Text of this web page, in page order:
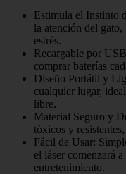
Estimula el Instinto
la atención del
estrés.
Recargable por
comprar baterías
Diseño Portátil y
cualquier lugar,
libre.
Material Seguro y
tóxicos y
Fácil de Usar:
el láser comenzará
entretenimiento.